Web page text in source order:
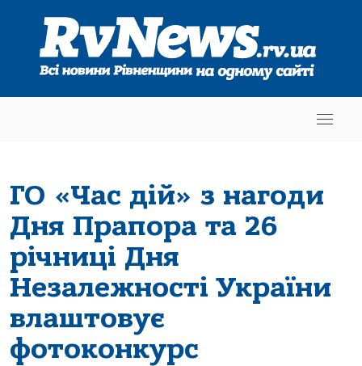
ГО «Час дій» з нагоди
Дня Прапора та 26
річниці Дня
Незалежності України
влаштовує
фотоконкурс